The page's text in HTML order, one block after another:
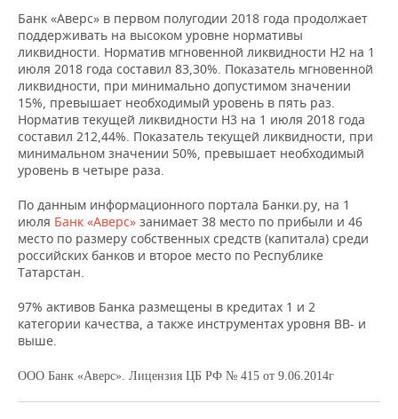
ФИГУРНОЕ КАТАНИЕ
ВОДНЫЕ ВИДЫ СПОРТА
ХОККЕЙ С МЯЧОМ
МЕДИЦИНА
ОБРАЗОВАНИЕ
ПРОИСШЕСТВИЯ
Банк «Аверс» в первом полугодии 2018 года продолжает
поддерживать на высоком уровне нормативы
ликвидности. Норматив мгновенной ликвидности Н2 на 1
июля 2018 года составил 83,30%. Показатель мгновенной
ликвидности, при минимально допустимом значении
15%, превышает необходимый уровень в пять раз.
Норматив текущей ликвидности Н3 на 1 июля 2018 года
составил 212,44%. Показатель текущей ликвидности, при
минимальном значении 50%, превышает необходимый
уровень в четыре раза.
По данным информационного портала Банки.ру, на 1
июля Банк «Аверс» занимает 38 место по прибыли и 46
место по размеру собственных средств (капитала) среди
российских банков и второе место по Республике
Татарстан.
97% активов Банка размещены в кредитах 1 и 2
категории качества, а также инструментах уровня BB- и
выше.
ООО Банк «Аверс». Лицензия ЦБ РФ № 415 от 9.06.2014г